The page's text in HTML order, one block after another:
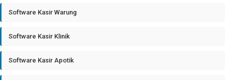
Software Kasir Warung
Software Kasir Klinik
Software Kasir Apotik